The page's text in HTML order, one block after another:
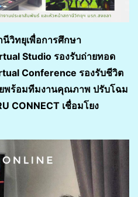
วิทยุเพื่อการศึกษา
Studio รองรับถ่ายทอด
Conference รองรับชีวิต
พร้อมทีมงานคุณภาพ ปรับโฉม
CONNECT เชื่อมโยง